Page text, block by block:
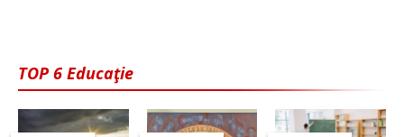
TOP 6 Educaţie